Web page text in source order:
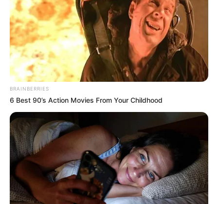
CAPTURAS
Antioquia: 43 capturados
por presuntamente abusar
de menores y vender
drogas en entornos
escolares
ABUSO DE MENORES
Rastreo internacional
destapó el oscuro secreto
que un hombre
presuntamente ocultaba
en Santa Marta
BRAINBERRIES
6 Best 90’s Action Movies From Your Childhood